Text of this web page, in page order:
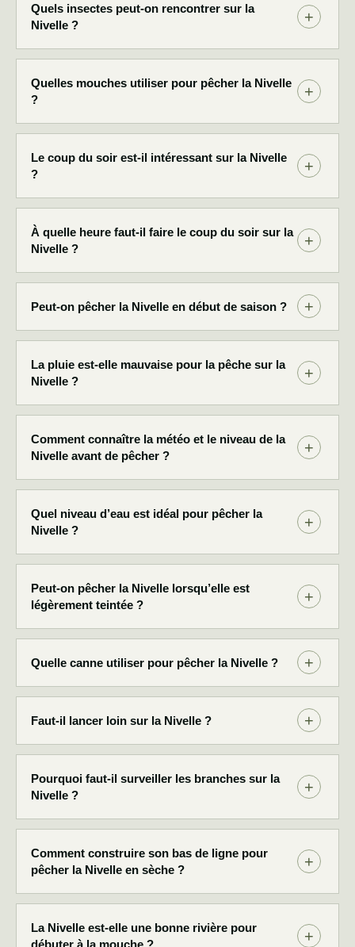
Quels insectes peut-on rencontrer sur la
Nivelle ?
Quelles mouches utiliser pour pêcher la Nivelle
?
Le coup du soir est-il intéressant sur la Nivelle
?
À quelle heure faut-il faire le coup du soir sur la
Nivelle ?
Peut-on pêcher la Nivelle en début de saison ?
La pluie est-elle mauvaise pour la pêche sur la
Nivelle ?
Comment connaître la météo et le niveau de la
Nivelle avant de pêcher ?
Quel niveau d’eau est idéal pour pêcher la
Nivelle ?
Peut-on pêcher la Nivelle lorsqu’elle est
légèrement teintée ?
Quelle canne utiliser pour pêcher la Nivelle ?
Faut-il lancer loin sur la Nivelle ?
Pourquoi faut-il surveiller les branches sur la
Nivelle ?
Comment construire son bas de ligne pour
pêcher la Nivelle en sèche ?
La Nivelle est-elle une bonne rivière pour
débuter à la mouche ?